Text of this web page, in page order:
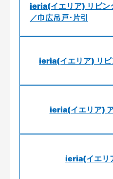
ieria(イエリア) リビン
／巾広吊戸･片引
ieria(イエリア) リビ
ieria(イエリア)
ieria(イエリ